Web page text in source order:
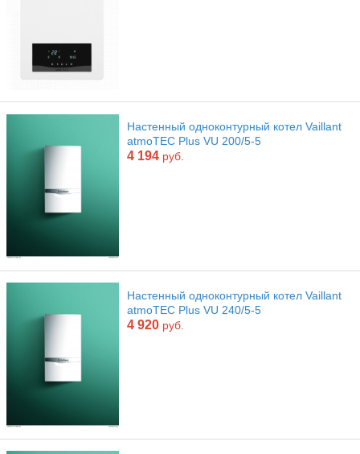
Настенный одноконтурный котел Vaillant
atmoTEC Plus VU 200/5-5
4 194 руб.
Настенный одноконтурный котел Vaillant
atmoTEC Plus VU 240/5-5
4 920 руб.